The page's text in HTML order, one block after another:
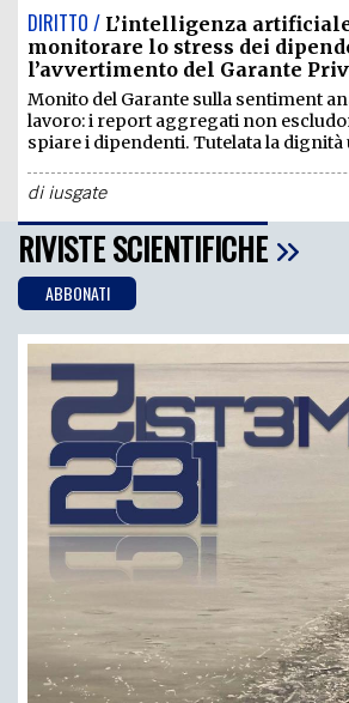
DIRITTO / L’intelligenza
monitorare lo stress dei
l’avvertimento del Garante
Monito del Garante sulla sentiment
lavoro: i report aggregati non
spiare i dipendenti. Tutelata la dignità
diiusgate
RIVISTE SCIENTIFICHE
ABBONATI